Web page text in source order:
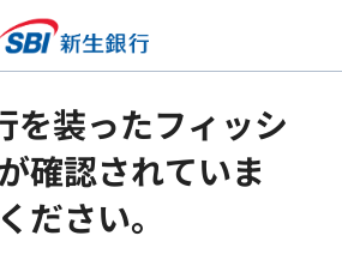
を装ったフィッシ
確認されていま
ださい。